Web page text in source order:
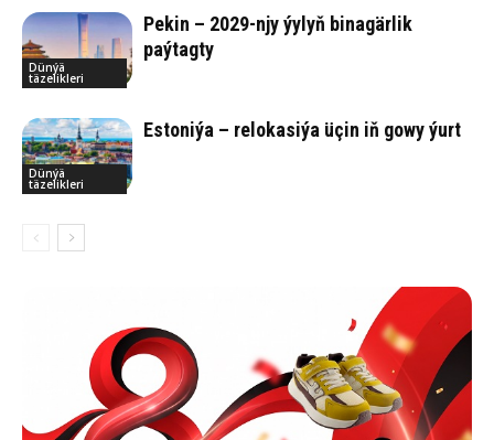
Dünýä
täzelikleri
Pekin – 2029-njy ýylyň binagärlik
paýtagty
Dünýä
täzelikleri
Estoniýa – relokasiýa üçin iň gowy ýurt